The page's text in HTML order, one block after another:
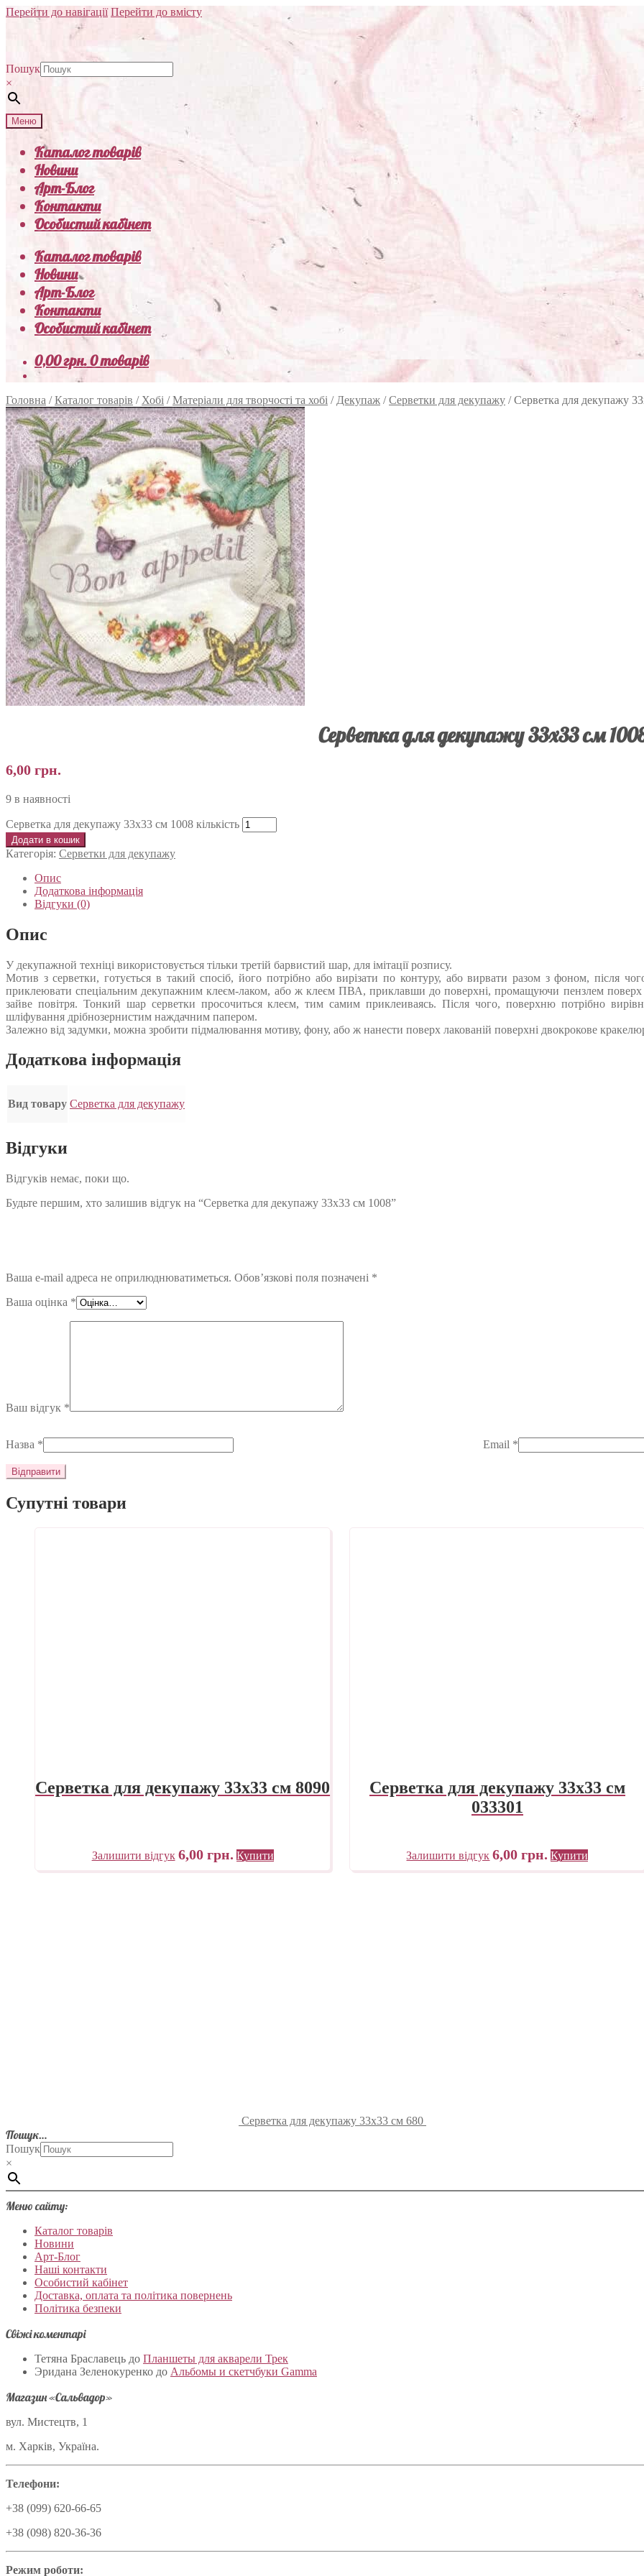
Перейти до навігації Перейти до вмісту
Пошук
×
Меню
Каталог товарів
Новини
Арт-Блог
Контакти
Особистий кабінет
Каталог товарів
Новини
Арт-Блог
Контакти
Особистий кабінет
0,00грн.0 товарів
Головна /Каталог товарів / Хобі /Матеріали для творчості та хобі / Декупаж /Серветки для декупажу /Серветка для декупажу
Серветка для декупажу 33х33 см
6,00 грн.
9 в наявності
Серветка для декупажу 33х33 см 1008 кількість
Додати в кошик
Категорія: Серветки для декупажу
Опис
Додаткова інформація
Відгуки (0)
Опис
У декупажной техніці використовується тільки третій барвистий шар, для імітації розпису.
Мотив з серветки, готується в такий спосіб, його потрібно або вирізати по контуру, або вирвати разом з фоном, після
приклеювати спеціальним декупажним клеєм-лаком, або ж клеєм ПВА, приклавши до поверхні, промащуючи пензлем поверх
зайве повітря. Тонкий шар серветки просочиться клеєм, тим самим приклеиваясь. Після чого, поверхню потрібно
шліфування дрібнозернистим наждачним папером.
Залежно від задумки, можна зробити підмалювання мотиву, фону, або ж нанести поверх лакованій поверхні двокрокове
Додаткова інформація
Вид товару Серветка для декупажу
Відгуки
Відгуків немає, поки що.
Будьте першим, хто залишив відгук на “Серветка для декупажу 33х33 см 1008”
Ваша e-mail адреса не оприлюднюватиметься. Обов’язкові поля позначені *
Ваша оцінка *
Ваш відгук *
Назва * Email *
Супутні товари
Серветка для декупажу 33х33 см 8090
Залишити відгук 6,00 грн. Купити
Серветка для декупажу 33х33 см
033301
Залишити відгук 6,00грн. Купити
Серветка для декупажу 33х33 см 680
Пошук…
Пошук
×
Меню сайту:
Каталог товарів
Новини
Арт-Блог
Наші контакти
Особистий кабінет
Доставка, оплата та політика повернень
Політика безпеки
Свіжі коментарі
Тетяна Браславець до Планшеты для акварели Трек
Эридана Зеленокуренко до Альбомы и скетчбуки Gamma
Магазин «Сальвадор»
вул. Мистецтв, 1
м. Харків, Україна.
Телефони:
+38 (099) 620-66-65
+38 (098) 820-36-36
Режим роботи: